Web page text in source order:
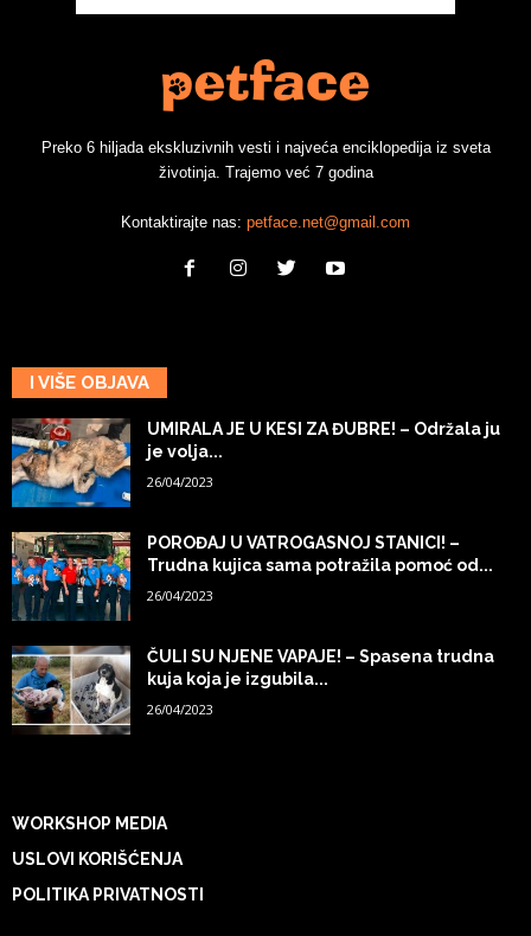
Preko 6 hiljada ekskluzivnih vesti i najveća enciklopedija iz sveta
životinja. Trajemo već 7 godina
Kontaktirajte nas: petface.net@gmail.com
I VIŠE OBJAVA
UMIRALA JE U KESI ZA ĐUBRE! – Održala ju
je volja...
26/04/2023
POROĐAJ U VATROGASNOJ STANICI! –
Trudna kujica sama potražila pomoć od...
26/04/2023
ČULI SU NJENE VAPAJE! – Spasena trudna
kuja koja je izgubila...
26/04/2023
WORKSHOP MEDIA
USLOVI KORIŠĆENJA
POLITIKA PRIVATNOSTI